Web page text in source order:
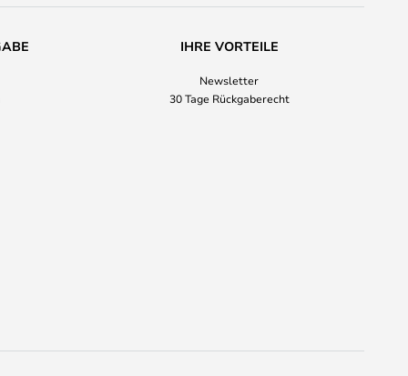
IHRE VORTEILE
Newsletter
30 Tage Rückgaberecht